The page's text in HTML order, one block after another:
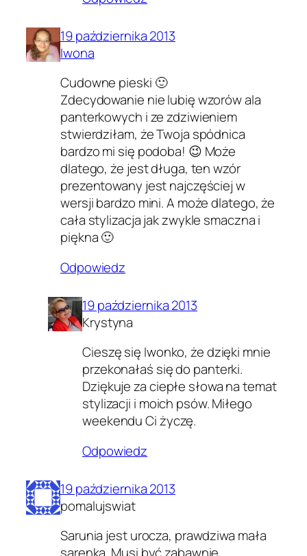
19 października 2013
Iwona
Cudowne pieski 🙂
Zdecydowanie nie lubię wzorów ala
panterkowych i ze zdziwieniem
stwierdziłam, że Twoja spódnica
bardzo mi się podoba! 😉 Może
dlatego, że jest długa, ten wzór
prezentowany jest najczęściej w
wersji bardzo mini. A może dlatego, że
cała stylizacja jak zwykle smaczna i
piękna 🙂
Odpowiedz
19 października 2013
Krystyna
Cieszę się Iwonko, że dzięki mnie
przekonałaś się do panterki.
Dziękuje za ciepłe słowa na temat
stylizacji i moich psów. Miłego
weekendu Ci życzę.
Odpowiedz
19 października 2013
pomalujswiat
Sarunia jest urocza, prawdziwa mała